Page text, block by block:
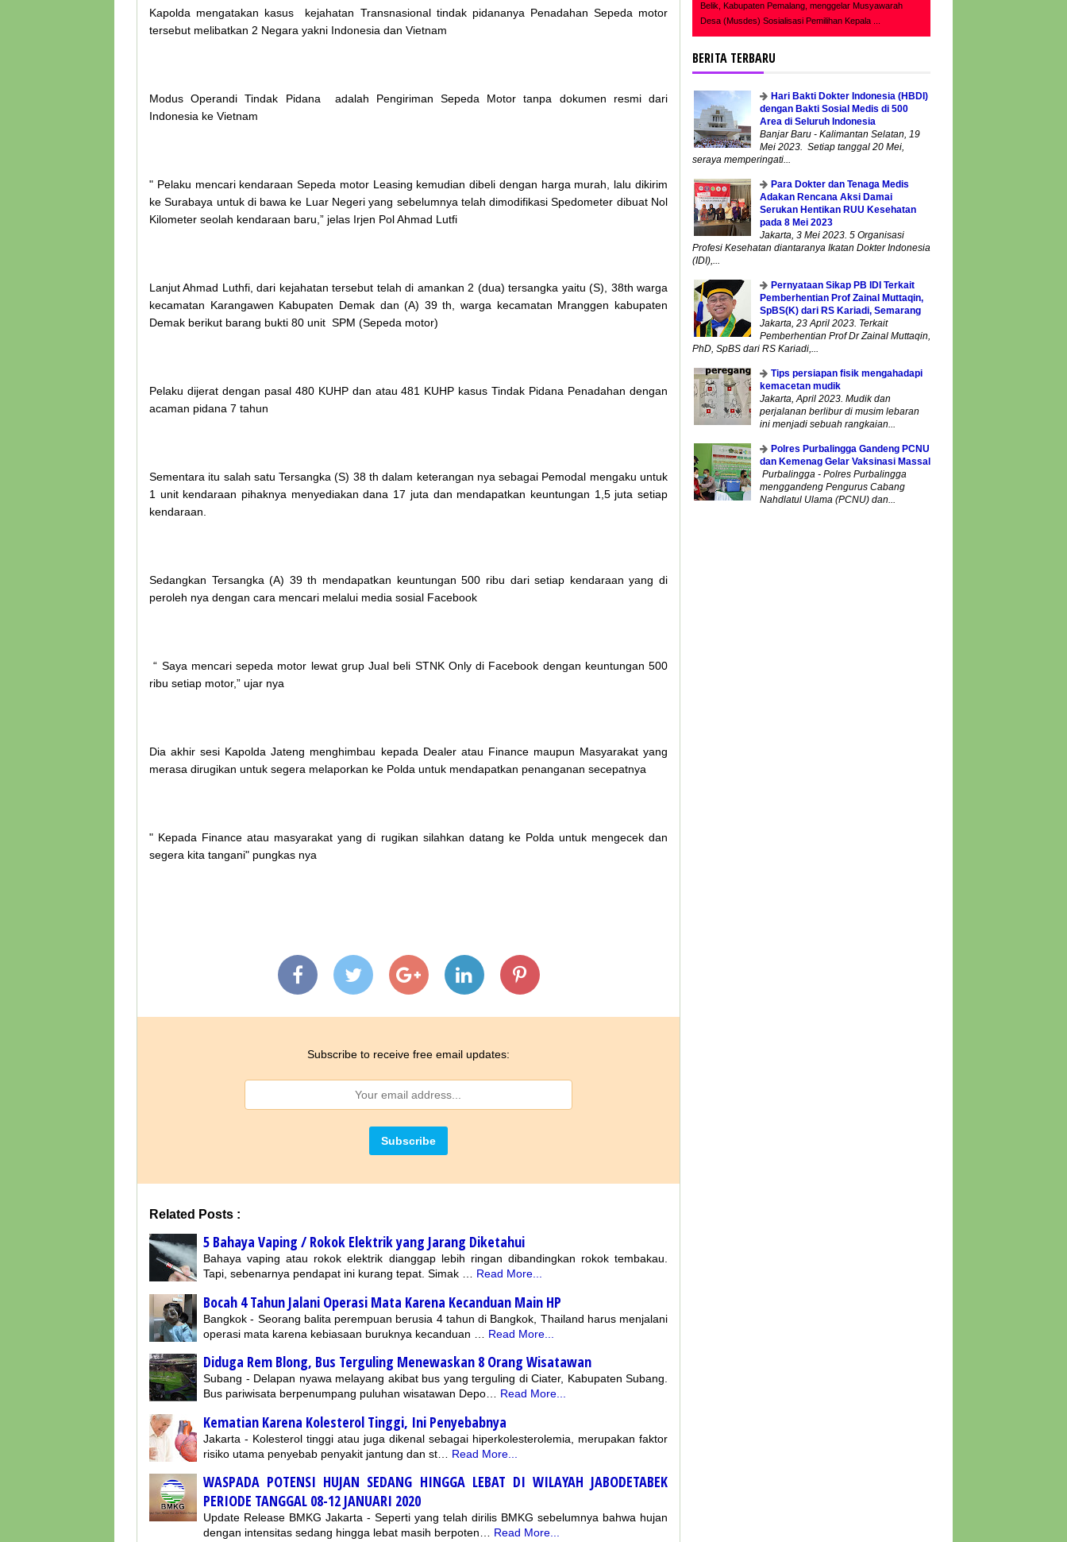
Kapolda mengatakan kasus kejahatan Transnasional tindak pidananya Penadahan Sepeda motor
tersebut melibatkan 2 Negara yakni Indonesia dan Vietnam
Modus Operandi Tindak Pidana adalah Pengiriman Sepeda Motor tanpa dokumen resmi dari
Indonesia ke Vietnam
" Pelaku mencari kendaraan Sepeda motor Leasing kemudian dibeli dengan harga murah, lalu dikirim
ke Surabaya untuk di bawa ke Luar Negeri yang sebelumnya telah dimodifikasi Spedometer dibuat Nol
Kilometer seolah kendaraan baru,” jelas Irjen Pol Ahmad Lutfi
Lanjut Ahmad Luthfi, dari kejahatan tersebut telah di amankan 2 (dua) tersangka yaitu (S), 38th warga
kecamatan Karangawen Kabupaten Demak dan (A) 39 th, warga kecamatan Mranggen kabupaten
Demak berikut barang bukti 80 unit SPM (Sepeda motor)
Pelaku dijerat dengan pasal 480 KUHP dan atau 481 KUHP kasus Tindak Pidana Penadahan dengan
acaman pidana 7 tahun
Sementara itu salah satu Tersangka (S) 38 th dalam keterangan nya sebagai Pemodal mengaku untuk
1 unit kendaraan pihaknya menyediakan dana 17 juta dan mendapatkan keuntungan 1,5 juta setiap
kendaraan.
Sedangkan Tersangka (A) 39 th mendapatkan keuntungan 500 ribu dari setiap kendaraan yang di
peroleh nya dengan cara mencari melalui media sosial Facebook
“ Saya mencari sepeda motor lewat grup Jual beli STNK Only di Facebook dengan keuntungan 500
ribu setiap motor,” ujar nya
Dia akhir sesi Kapolda Jateng menghimbau kepada Dealer atau Finance maupun Masyarakat yang
merasa dirugikan untuk segera melaporkan ke Polda untuk mendapatkan penanganan secepatnya
" Kepada Finance atau masyarakat yang di rugikan silahkan datang ke Polda untuk mengecek dan
segera kita tangani" pungkas nya
Subscribe to receive free email updates:
Related Posts :
5 Bahaya Vaping / Rokok Elektrik yang Jarang Diketahui
Bahaya vaping atau rokok elektrik dianggap lebih ringan dibandingkan rokok tembakau.
Tapi, sebenarnya pendapat ini kurang tepat. Simak …
Read More...
Bocah 4 Tahun Jalani Operasi Mata Karena Kecanduan Main HP
Bangkok - Seorang balita perempuan berusia 4 tahun di Bangkok, Thailand harus menjalani
operasi mata karena kebiasaan buruknya kecanduan …
Read More...
Diduga Rem Blong, Bus Terguling Menewaskan 8 Orang Wisatawan
Subang - Delapan nyawa melayang akibat bus yang terguling di Ciater, Kabupaten Subang.
Bus pariwisata berpenumpang puluhan wisatawan Depo…
Read More...
Kematian Karena Kolesterol Tinggi, Ini Penyebabnya
Jakarta - Kolesterol tinggi atau juga dikenal sebagai hiperkolesterolemia, merupakan faktor
risiko utama penyebab penyakit jantung dan st…
Read More...
WASPADA POTENSI HUJAN SEDANG HINGGA LEBAT DI WILAYAH JABODETABEK
PERIODE TANGGAL 08-12 JANUARI 2020
Update Release BMKG Jakarta - Seperti yang telah dirilis BMKG sebelumnya bahwa hujan
dengan intensitas sedang hingga lebat masih berpoten…
Read More...
Belik, Kabupaten Pemalang, menggelar Musyawarah
Desa (Musdes) Sosialisasi Pemilihan Kepala ...
BERITA TERBARU
Hari Bakti Dokter Indonesia (HBDI)
dengan Bakti Sosial Medis di 500
Area di Seluruh Indonesia
Banjar Baru - Kalimantan Selatan, 19
Mei 2023. Setiap tanggal 20 Mei,
seraya memperingati...
Para Dokter dan Tenaga Medis
Adakan Rencana Aksi Damai
Serukan Hentikan RUU Kesehatan
pada 8 Mei 2023
Jakarta, 3 Mei 2023. 5 Organisasi
Profesi Kesehatan diantaranya Ikatan Dokter Indonesia
(IDI),...
Pernyataan Sikap PB IDI Terkait
Pemberhentian Prof Zainal Muttaqin,
SpBS(K) dari RS Kariadi, Semarang
Jakarta, 23 April 2023. Terkait
Pemberhentian Prof Dr Zainal Muttaqin,
PhD, SpBS dari RS Kariadi,...
Tips persiapan fisik mengahadapi
kemacetan mudik
Jakarta, April 2023. Mudik dan
perjalanan berlibur di musim lebaran
ini menjadi sebuah rangkaian...
Polres Purbalingga Gandeng PCNU
dan Kemenag Gelar Vaksinasi Massal
Purbalingga - Polres Purbalingga
menggandeng Pengurus Cabang
Nahdlatul Ulama (PCNU) dan...